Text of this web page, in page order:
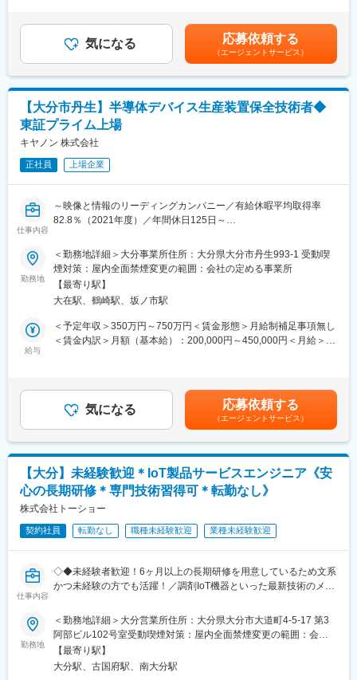
【同社について】
当社は売上高256億円、全国77拠点、従業員数570名規模を誇る調
剤機器メーカーです。1971年創業と半世紀以上歴史をもち、特に
1980年代から他社に先駆けてスウェーデンなどヨーロッパに販売
網を拡大してきました。国内だけでなく、海外での売上も安定的
に伸びているため経営が安定しています。
るため、社内でのデスクワークが6割、お客様先での業務が4割ほ
どとなります。また、外部のITベンダーとの打ち合わせ等もある
ため、関係者が多いのも当職種の特徴の一つとなります。
ます。
【ポジションの魅力】
・長期間の研修を用意しているため職種未経験＆技術的な知識が
全く無い方でも立ち上りが可能となっております。
・業界トップクラスの調剤システムやIoT製品を扱っており、業務
を通して最新の技術に触れることが可能です。
・正社員登用は前提の採用です。就業態度に問題がなければ原則
登用となり、業界トップクラスシェアを誇る優良企業の正社員と
して安定就業が可能です。（登用率98%、試験ノルマなし）
【同社の魅力】
◆医療業界に貢献：
最新のIoT技術に注力しており、これまで人の手でアナログに行わ
れていた薬剤管理を、全自動で管理、調整、計測、分包まで対応
ない医療現場の安心安全や、医療従事者の負担軽減に大きく貢献
しています。
顧客からいかにシェアを獲得するか試行錯誤する面白さがありま
す。
変更の範囲：会社の定める業務
＞※給与詳細は、年齢・スキルを考慮し決定します。■昇給：年1
回■賞与：年2回賃金はあくまでも目安の金額であり、選考を通じ
て上下する可能性があります。月給(月額)は固定手当を含めた表記
です。
気になる 応募依頼する
（エージェントサービス）
【大分市丹生】半導体デバイス生産装置保全技術者◆
東証プライム上場
キヤノン 株式会社
正社員 上場企業
仕事内容
～映像と情報のリーディングカンパニー／有給休暇平均取得率
82.8％（2021年度）／年間休日125日～
■募集背景：
自社製CMOSイメージセンサは、世界トップクラスシェアを誇る
キヤノンのレンズ交換式デジタルカメラをはじめ、シネマ用ビデ
オカメラ、監視用ネットワークカメラや産業用機器など多岐に広
がっています。今後も医療や車載などの搭載製品や事業規模の拡
大が期待されており、そこに向けて平塚新拠点の300mmΦ半導体
生産ラインが2023年に立ち上がりました。
ンにおいて今後も人が中心に活躍する職場です。日常のメンテナ
ンス作業に加え、各種解析ツールを駆使して装置の状態をモニタ
リングし半導体製造装置をベストな状態に保ちつつ、更なるパフ
■仕事内容：
半導体製造装置の保全業務を担っていただきます。
対象となる半導体製造装置は、
CVD装置、スパッタ装置、Cuメッキ装置、CMP装置、エッチン
グ装置、アッシング装置、イオン注入装置、露光装置、コーター
デベロッパー、洗浄装置など、
半導体デバイス製造に関わるあらゆる製造装置です。
24時間年中稼働する半導体製造装置は交替勤務で保全作業してい
ます。
また、定期メンテナンスおよびトラブルシューティング、装置点
勤務地
＜勤務地詳細＞大分事業所住所：大分県大分市丹生993-1 受動喫
煙対策：屋内全面禁煙変更の範囲：会社の定める事業所
【最寄り駅】
大在駅、鶴崎駅、坂ノ市駅
給与
＜予定年収＞350万円～750万円＜賃金形態＞月給制補足事項無し
＜賃金内訳＞月額（基本給）：200,000円～450,000円＜月給＞
決定します。具体的な金額は、採用選考合格後に採用内定通知書
にてお伝えします。■昇給：年1回(1月)■賞与：年2回(6月、12月)
賃金はあくまでも目安の金額であり、選考を通じて上下する可能
性があります。月給(月額)は固定手当を含めた表記です。
気になる 応募依頼する
（エージェントサービス）
【大分】未経験歓迎＊IoT製品サービスエンジニア《安
心の長期研修＊専門技術習得可＊転勤なし》
株式会社トーショー
契約社員 転勤なし 職種未経験歓迎 業種未経験歓迎
仕事内容
◇◆未経験者歓迎！6ヶ月以上の長期研修を用意しているため文系
かつ未経験の方でも活躍！／調剤IoT機器といった最新技術のメン
い方も歓迎！社会貢献性の高い仕事◆◇
【はじめに】
当ポジションはフィールドエンジニアと言われる、自社製品を購
入されたお客様先へ出向き、機械やシステムのメンテナンスを行
勤務地
＜勤務地詳細＞大分営業所住所：大分県大分市大道町4-5-17 第3
阿部ビル102号室受動喫煙対策：屋内全面禁煙変更の範囲：会社
の定める事業所（リモートワーク含む）
【最寄り駅】
大分駅、古国府駅、南大分駅